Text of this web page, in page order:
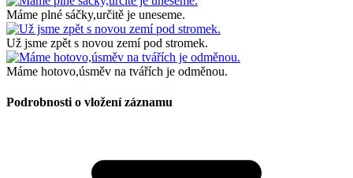
Máme plné sáčky,určitě je uneseme.
Už jsme zpět s novou zemí pod stromek.
Máme hotovo,úsměv na tvářích je odměnou.
Podrobnosti o vložení záznamu